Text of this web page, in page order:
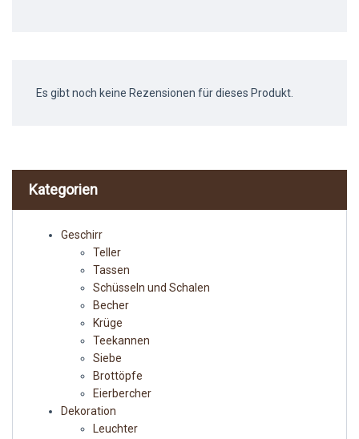
Es gibt noch keine Rezensionen für dieses Produkt.
Kategorien
Geschirr
Teller
Tassen
Schüsseln und Schalen
Becher
Krüge
Teekannen
Siebe
Brottöpfe
Eierbercher
Dekoration
Leuchter